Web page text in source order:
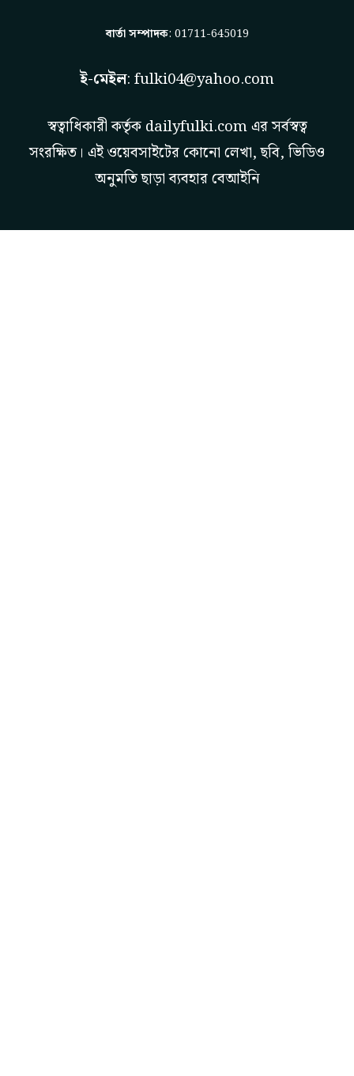
বার্তা সম্পাদক: 01711-645019
ই-মেইল: fulki04@yahoo.com
স্বত্বাধিকারী কর্তৃক dailyfulki.comএর সর্বস্বত্ব
সংরক্ষিত। এই ওয়েবসাইটের কোনো লেখা, ছবি, ভিডিও
অনুমতি ছাড়া ব্যবহার বেআইনি